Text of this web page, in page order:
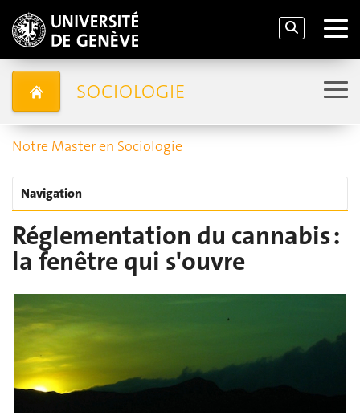
SOCIOLOGIE
Notre Master en Sociologie
Navigation
Réglementation du cannabis :
la fenêtre qui s'ouvre